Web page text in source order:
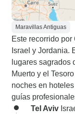
Maravillas Antiguas
Este recorrido
Israel y Jordania.
lugares sagrados
Muerto y el
noches en
guías
Tel Aviv